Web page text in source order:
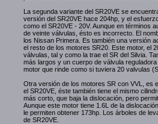
La segunda variante del SR20VE se
versión del SR20VE hace 204hp, y el
como el SR20VE - 20V. Aunque en términos
de veinte válvulas, ésto es incorrecto. El
los Nissan Primera. Es también una versión
el resto de los motores SR20. Este motor, el
válvulas, tal y como la trae el SR del Silvia.
más largos y un cuerpo de válvula
motor que rinde como si tuviera 20 valvulas
Otra versión de los motores SR con VVL, es
el SR20VE, éste también tiene el mismo
más corto, que baja la dislocación, pero
Aunque este motor tiene 1.6L de la
le permiten obtener 173hp. Los árboles de
de SR20VE.